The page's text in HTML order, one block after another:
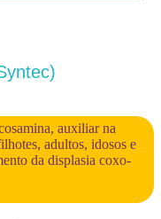
auxiliar na
adultos, idosos e
da displasia coxo-